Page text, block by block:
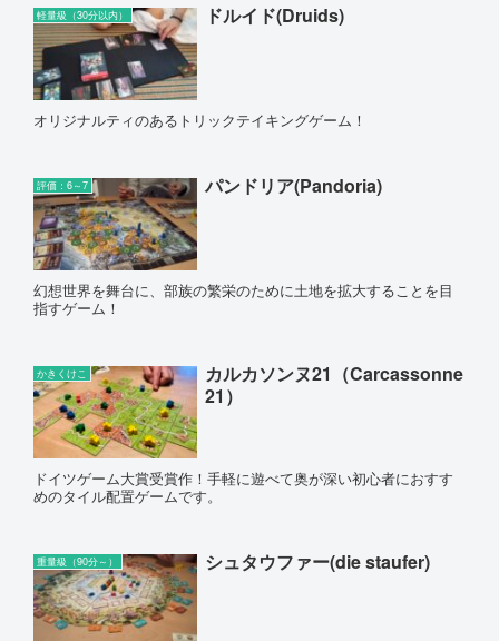
軽量級（30分以内） ドルイド(Druids)
オリジナルティのあるトリックテイキングゲーム！
評価：6～7 パンドリア(Pandoria)
幻想世界を舞台に、部族の繁栄のために土地を拡大することを目
指すゲーム！
かきくけこ
カルカソンヌ21（Carcassonne
21）
ドイツゲーム大賞受賞作！手軽に遊べて奥が深い初心者におすす
めのタイル配置ゲームです。
重量級（90分～） シュタウファー(die staufer)